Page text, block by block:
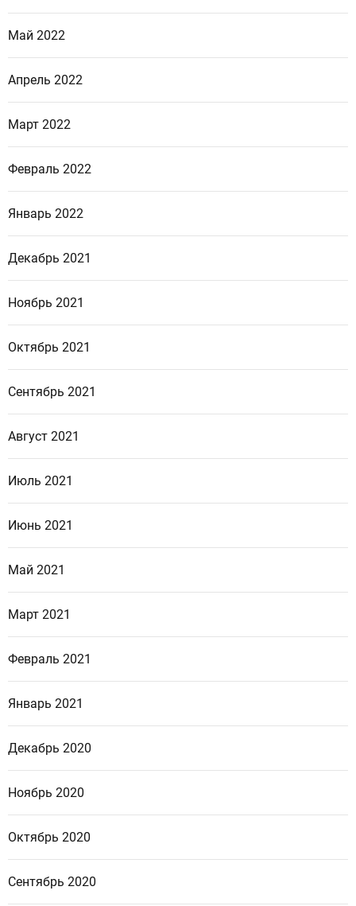
Май 2022
Апрель 2022
Март 2022
Февраль 2022
Январь 2022
Декабрь 2021
Ноябрь 2021
Октябрь 2021
Сентябрь 2021
Август 2021
Июль 2021
Июнь 2021
Май 2021
Март 2021
Февраль 2021
Январь 2021
Декабрь 2020
Ноябрь 2020
Октябрь 2020
Сентябрь 2020